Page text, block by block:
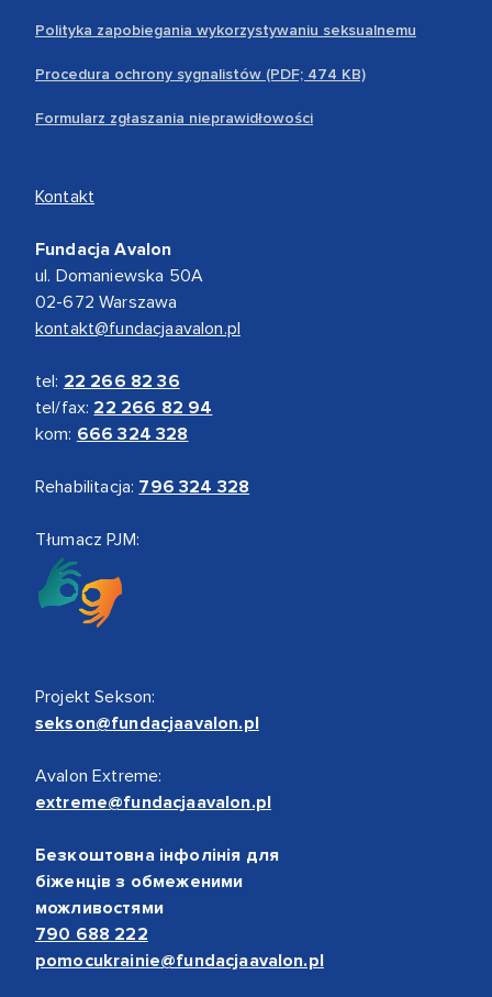
Polityka zapobiegania wykorzystywaniu seksualnemu
Procedura ochrony sygnalistów (PDF; 474 KB)
Formularz zgłaszania nieprawidłowości
Kontakt
Fundacja Avalon
ul. Domaniewska 50A
02-672 Warszawa
kontakt@fundacjaavalon.pl
tel: 22 266 82 36
tel/fax: 22 266 82 94
kom: 666 324 328
Rehabilitacja: 796 324 328
Tłumacz PJM:
Projekt Sekson:
sekson@fundacjaavalon.pl
Avalon Extreme:
extreme@fundacjaavalon.pl
Безкоштовна інфолінія для
біженців з обмеженими
можливостями
790 688 222
pomocukrainie@fundacjaavalon.pl